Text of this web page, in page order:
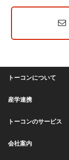
トーコンについて
産学連携
トーコンのサービス
会社案内